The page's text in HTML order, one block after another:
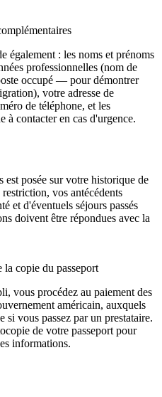
également : les noms et prénoms
professionnelles (nom de
occupé — pour démontrer
votre adresse de
de téléphone, et les
à contacter en cas d'urgence.
est posée sur votre historique de
vos antécédents
et d'éventuels séjours passés
doivent être répondues avec la
la copie du passeport
vous procédez au paiement des
américain, auxquels
si vous passez par un prestataire.
de votre passeport pour
informations.